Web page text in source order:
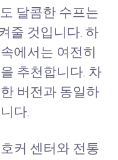
달콤한 수프는
줄 것입니다. 하
에서는 여전히
추천합니다. 차
버전과 동일하
다.
커 센터와 전통